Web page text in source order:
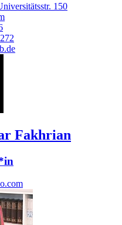
150
Fakhrian